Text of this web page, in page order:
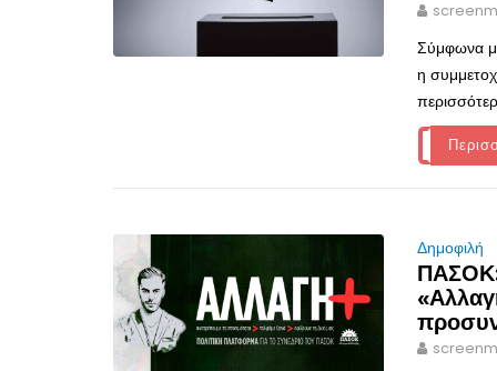
Σύμφωνα
η
Δημοφιλή
ΠΑΣΟΚ: